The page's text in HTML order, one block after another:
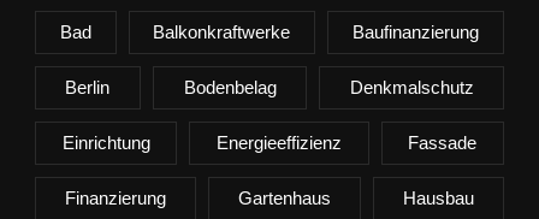
Bad Balkonkraftwerke Baufinanzierung
Berlin Bodenbelag Denkmalschutz
Einrichtung Energieeffizienz Fassade
Finanzierung Gartenhaus Hausbau